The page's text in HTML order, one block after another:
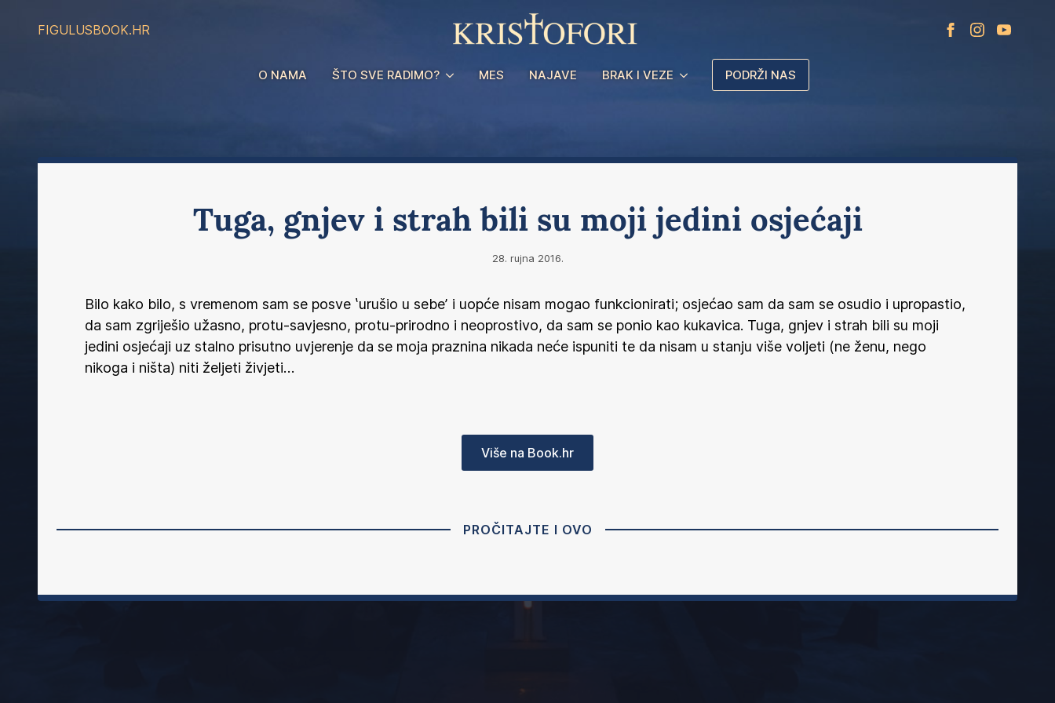
FIGULUSBOOK.HR
O NAMA ŠTO SVE RADIMO? MES NAJAVE BRAK I VEZE PODRŽI NAS
Tuga, gnjev i strah bili su moji jedini osjećaji
28. rujna 2016.
Bilo kako bilo, s vremenom sam se posve ʽurušio u sebeʼ i uopće nisam mogao funkcionirati; osjećao sam da sam se osudio i upropastio,
da sam zgriješio užasno, protu-savjesno, protu-prirodno i neoprostivo, da sam se ponio kao kukavica. Tuga, gnjev i strah bili su moji
jedini osjećaji uz stalno prisutno uvjerenje da se moja praznina nikada neće ispuniti te da nisam u stanju više voljeti (ne ženu, nego
nikoga i ništa) niti željeti živjeti…
Više na Book.hr
PROČITAJTE I OVO